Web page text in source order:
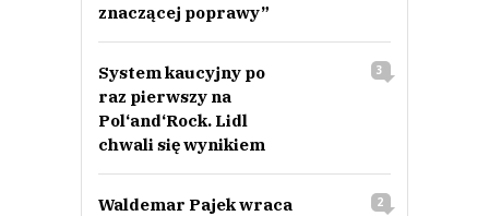
znaczącej poprawy”
System kaucyjny po
raz pierwszy na
Pol‘and‘Rock. Lidl
chwali się wynikiem
3
Waldemar Pajek wraca
2